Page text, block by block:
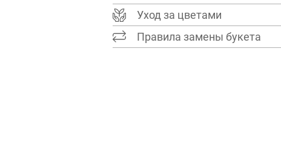
Уход за цветами
Правила замены букета